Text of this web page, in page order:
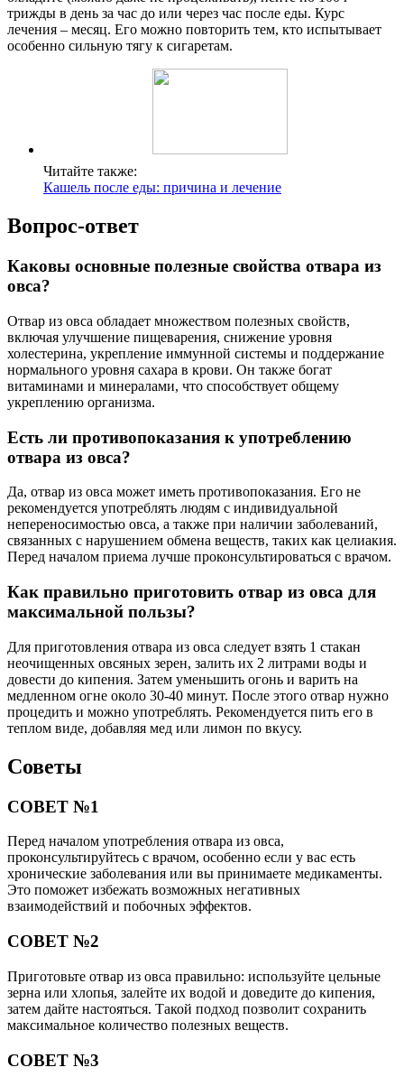
трижды в день за час до или через час после еды. Курс
лечения – месяц. Его можно повторить тем, кто испытывает
особенно сильную тягу к сигаретам.
Читайте также:
Кашель после еды: причина и лечение
Вопрос-ответ
Каковы основные полезные свойства отвара из
овса?
Отвар из овса обладает множеством полезных свойств,
включая улучшение пищеварения, снижение уровня
холестерина, укрепление иммунной системы и поддержание
нормального уровня сахара в крови. Он также богат
витаминами и минералами, что способствует общему
укреплению организма.
Есть ли противопоказания к употреблению
отвара из овса?
Да, отвар из овса может иметь противопоказания. Его не
рекомендуется употреблять людям с индивидуальной
непереносимостью овса, а также при наличии заболеваний,
связанных с нарушением обмена веществ, таких как целиакия.
Перед началом приема лучше проконсультироваться с врачом.
Как правильно приготовить отвар из овса для
максимальной пользы?
Для приготовления отвара из овса следует взять 1 стакан
неочищенных овсяных зерен, залить их 2 литрами воды и
довести до кипения. Затем уменьшить огонь и варить на
медленном огне около 30-40 минут. После этого отвар нужно
процедить и можно употреблять. Рекомендуется пить его в
теплом виде, добавляя мед или лимон по вкусу.
Советы
СОВЕТ №1
Перед началом употребления отвара из овса,
проконсультируйтесь с врачом, особенно если у вас есть
хронические заболевания или вы принимаете медикаменты.
Это поможет избежать возможных негативных
взаимодействий и побочных эффектов.
СОВЕТ №2
Приготовьте отвар из овса правильно: используйте цельные
зерна или хлопья, залейте их водой и доведите до кипения,
затем дайте настояться. Такой подход позволит сохранить
максимальное количество полезных веществ.
СОВЕТ №3